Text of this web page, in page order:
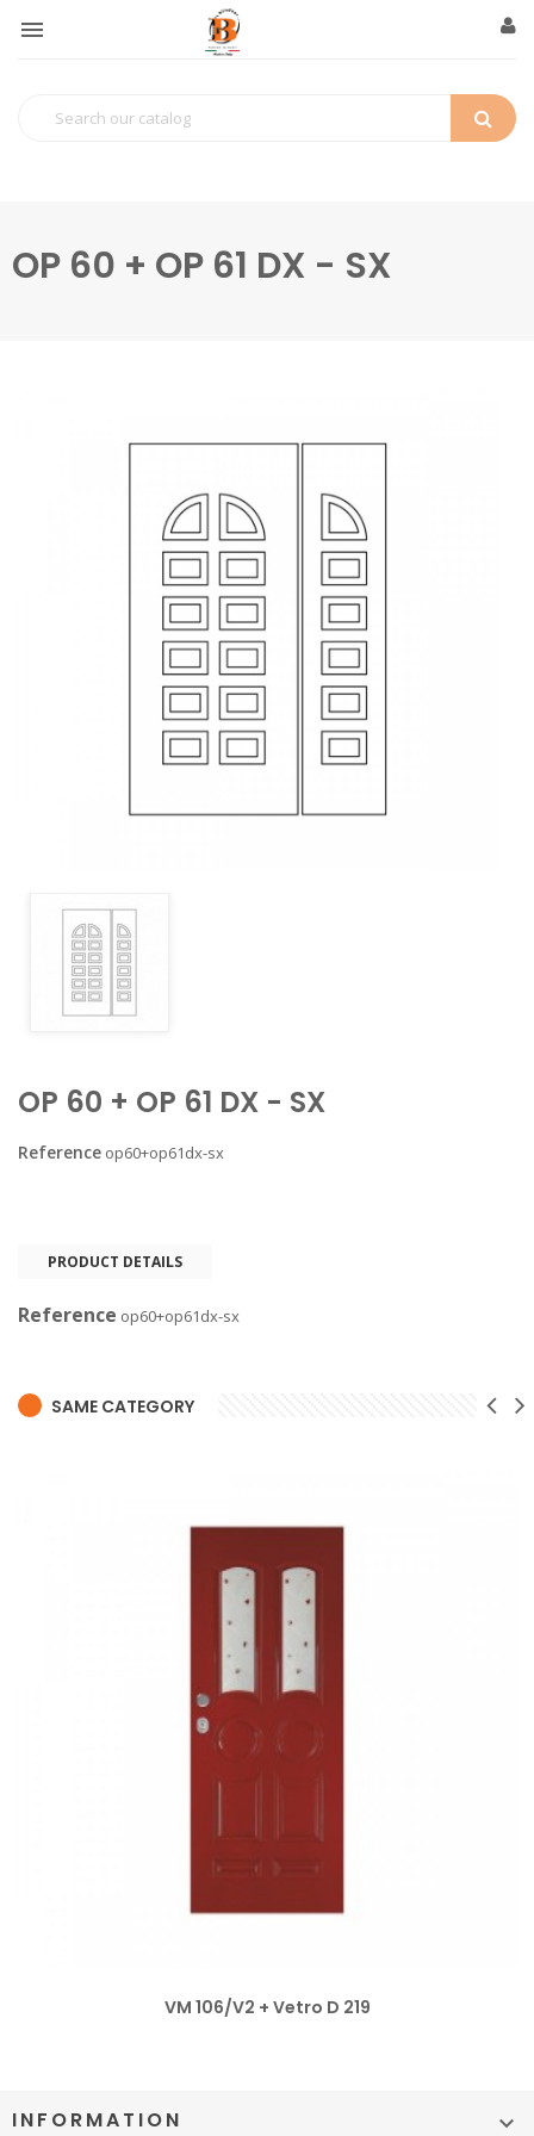

OP 60 + OP 61 DX - SX
OP 60 + OP 61 DX - SX
Reference op60+op61dx-sx
PRODUCT DETAILS
Reference op60+op61dx-sx
SAME CATEGORY
VM 106/V2 + Vetro D 219
INFORMATION 